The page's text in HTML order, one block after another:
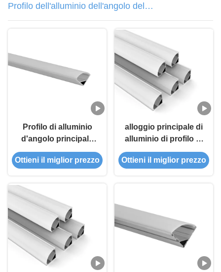
Profilo dell'alluminio dell'angolo del
LED
Profilo di alluminio
d'angolo principale
IP20 di PMMA 1m 2m
3m per la striscia di
Ottieni il miglior prezzo
alloggio principale di
alluminio di profilo di
16X16mm all'interno
della striscia
Ottieni il miglior prezzo